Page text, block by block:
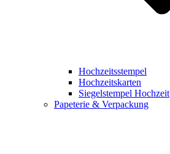
Hochzeitsstempel
Hochzeitskarten
Siegelstempel Hochzeit
Papeterie & Verpackung